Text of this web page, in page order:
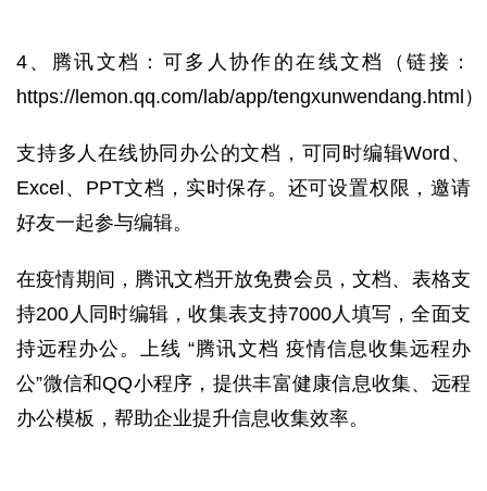
4、 腾讯文档：可多人协作的在线文档（链接：
https://lemon.qq.com/lab/app/tengxunwendang.html ）
支持多人在线协同办公的文档，可同时编辑Word、
Excel、PPT文档，实时保存。还可设置权限，邀请
好友一起参与编辑。
在疫情期间， 腾讯文档开放免费会员，文档、表格支
持200人同时编辑，收集表支持7000人填写，全面支
持远程办公。上线 “腾讯文档 疫情信息收集远程办
公”微信和QQ小程序，提供丰富健康信息收集、远程
办公模板，帮助企业提升信息收集效率。